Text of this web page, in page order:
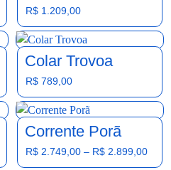
R$ 1.209,00
Colar Trovoa
R$ 789,00
Corrente Porã
R$ 2.749,00 – R$ 2.899,00